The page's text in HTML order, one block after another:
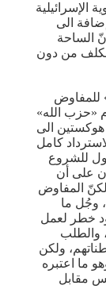
الإسرائيلية
الى
الساحة
من دون
للمفاوض
«حزب الله»
الى
كامل
للشروع
على أن
المفاوض
وجُل ما
خطر لعمل
والطلب
ولكن
ما اعتبره
مقابل